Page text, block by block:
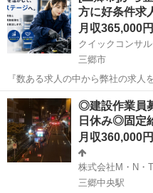
万円 （事務経験・能力によ...
方に好条件求
月収365,000円
クイックコンサ
三郷市
『数ある求人の中から弊社の求人
す!!』 全国に様々な求人を5万件
況に応じてマッチしそうな求人を
けしてみたい方やどんな求...
埼玉 三郷市 その他 整
◎建設作業員
日休み◎固定
月収360,000円
株式会社M・N・T
三郷中央駅